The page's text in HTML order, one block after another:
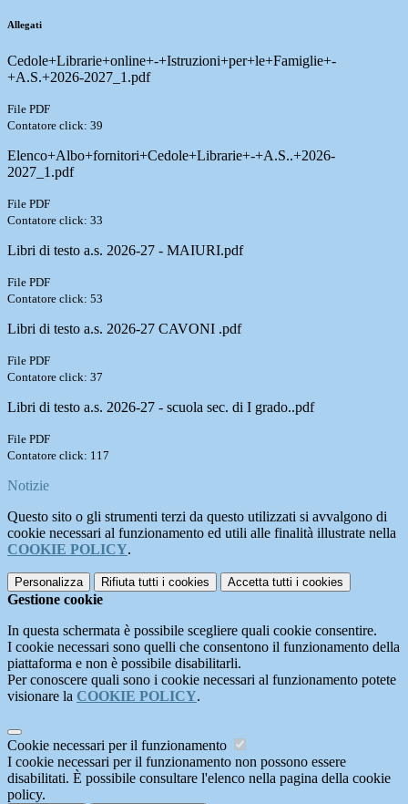
Allegati
Cedole+Librarie+online+-+Istruzioni+per+le+Famiglie+-
+A.S.+2026-2027_1.pdf
File PDF
Contatore click: 39
Elenco+Albo+fornitori+Cedole+Librarie+-+A.S..+2026-
2027_1.pdf
File PDF
Contatore click: 33
Libri di testo a.s. 2026-27 - MAIURI.pdf
File PDF
Contatore click: 53
Libri di testo a.s. 2026-27 CAVONI .pdf
File PDF
Contatore click: 37
Libri di testo a.s. 2026-27 - scuola sec. di I grado..pdf
File PDF
Contatore click: 117
Notizie
Questo sito o gli strumenti terzi da questo utilizzati si avvalgono di
cookie necessari al funzionamento ed utili alle finalità illustrate nella
COOKIE POLICY.
Personalizza Rifiuta tutti i cookies Accetta tutti i cookies
Gestione cookie
In questa schermata è possibile scegliere quali cookie consentire.
I cookie necessari sono quelli che consentono il funzionamento della
piattaforma e non è possibile disabilitarli.
Per conoscere quali sono i cookie necessari al funzionamento potete
visionare la COOKIE POLICY.
Cookie necessari per il funzionamento
I cookie necessari per il funzionamento non possono essere
disabilitati. È possibile consultare l'elenco nella pagina della cookie
policy.